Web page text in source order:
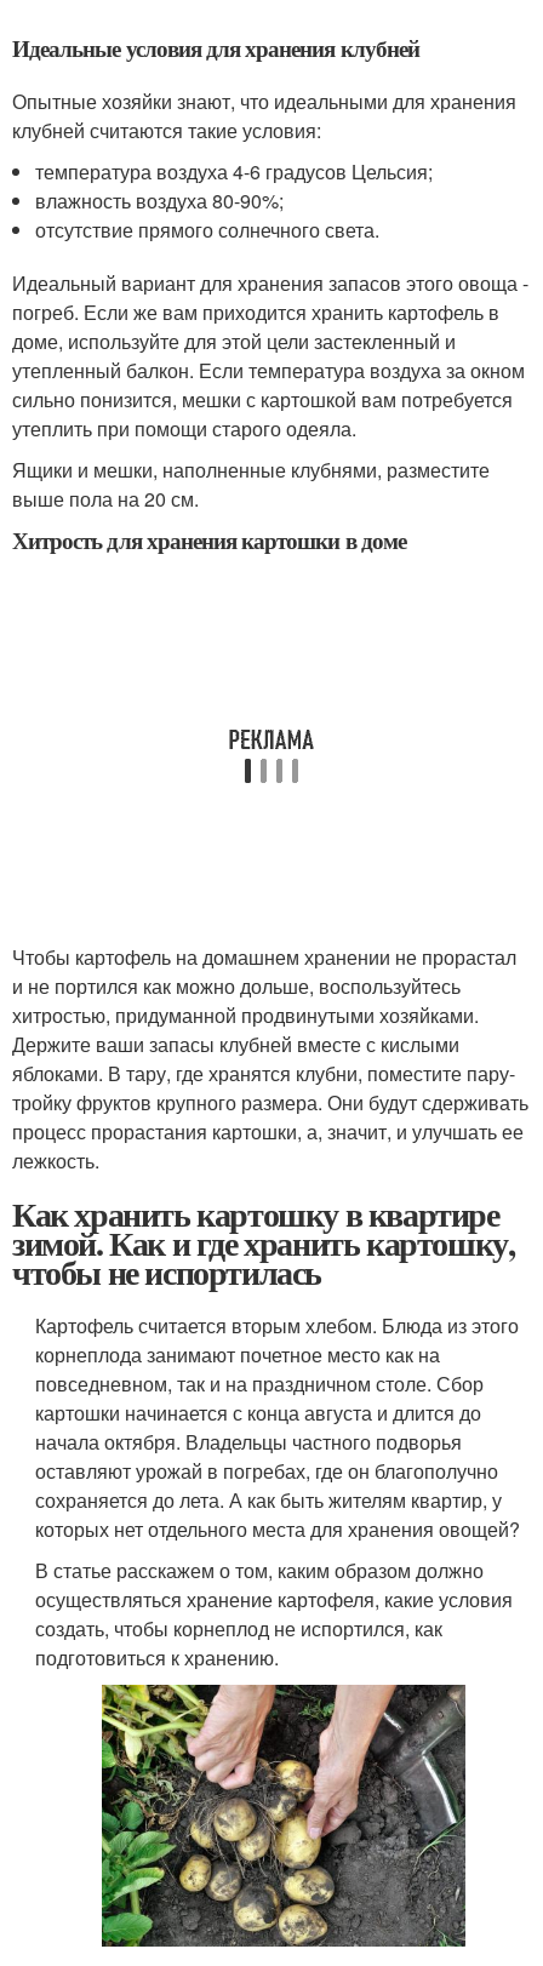
Идеальные условия для хранения клубней
Опытные хозяйки знают, что идеальными для хранения
клубней считаются такие условия:
температура воздуха 4-6 градусов Цельсия;
влажность воздуха 80-90%;
отсутствие прямого солнечного света.
Идеальный вариант для хранения запасов этого овоща -
погреб. Если же вам приходится хранить картофель в
доме, используйте для этой цели застекленный и
утепленный балкон. Если температура воздуха за окном
сильно понизится, мешки с картошкой вам потребуется
утеплить при помощи старого одеяла.
Ящики и мешки, наполненные клубнями, разместите
выше пола на 20 см.
Хитрость для хранения картошки в доме
Чтобы картофель на домашнем хранении не прорастал
и не портился как можно дольше, воспользуйтесь
хитростью, придуманной продвинутыми хозяйками.
Держите ваши запасы клубней вместе с кислыми
яблоками. В тару, где хранятся клубни, поместите пару-
тройку фруктов крупного размера. Они будут сдерживать
процесс прорастания картошки, а, значит, и улучшать ее
лежкость.
Как хранить картошку в квартире
зимой. Как и где хранить картошку,
чтобы не испортилась
Картофель считается вторым хлебом. Блюда из этого
корнеплода занимают почетное место как на
повседневном, так и на праздничном столе. Сбор
картошки начинается с конца августа и длится до
начала октября. Владельцы частного подворья
оставляют урожай в погребах, где он благополучно
сохраняется до лета. А как быть жителям квартир, у
которых нет отдельного места для хранения овощей?
В статье расскажем о том, каким образом должно
осуществляться хранение картофеля, какие условия
создать, чтобы корнеплод не испортился, как
подготовиться к хранению.